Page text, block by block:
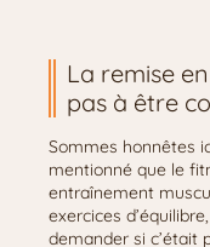
La remise
pas à être
Sommes honnêtes
mentionné que le
entraînement
exercices
demander si c’était